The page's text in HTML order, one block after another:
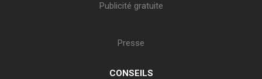
Publicité gratuite
Presse
CONSEILS